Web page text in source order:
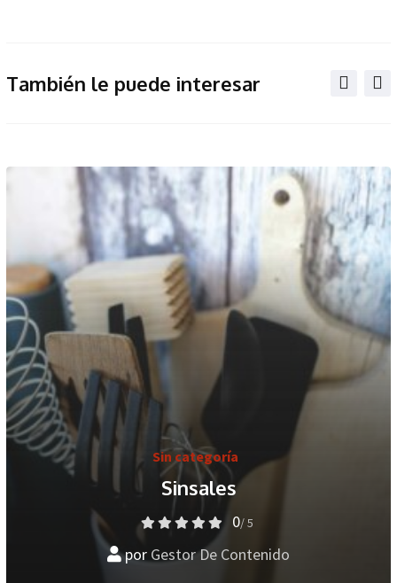
También le puede interesar
Sin categoría
Sinsales
0/ 5
por Gestor De Contenido